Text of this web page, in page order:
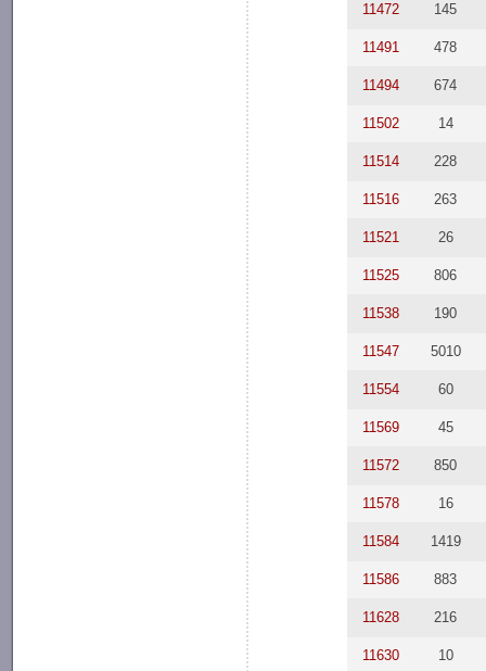
11472 145
11491 478
11494 674
11502 14
11514 228
11516 263
11521 26
11525 806
11538 190
11547 5010
11554 60
11569 45
11572 850
11578 16
11584 1419
11586 883
11628 216
11630 10